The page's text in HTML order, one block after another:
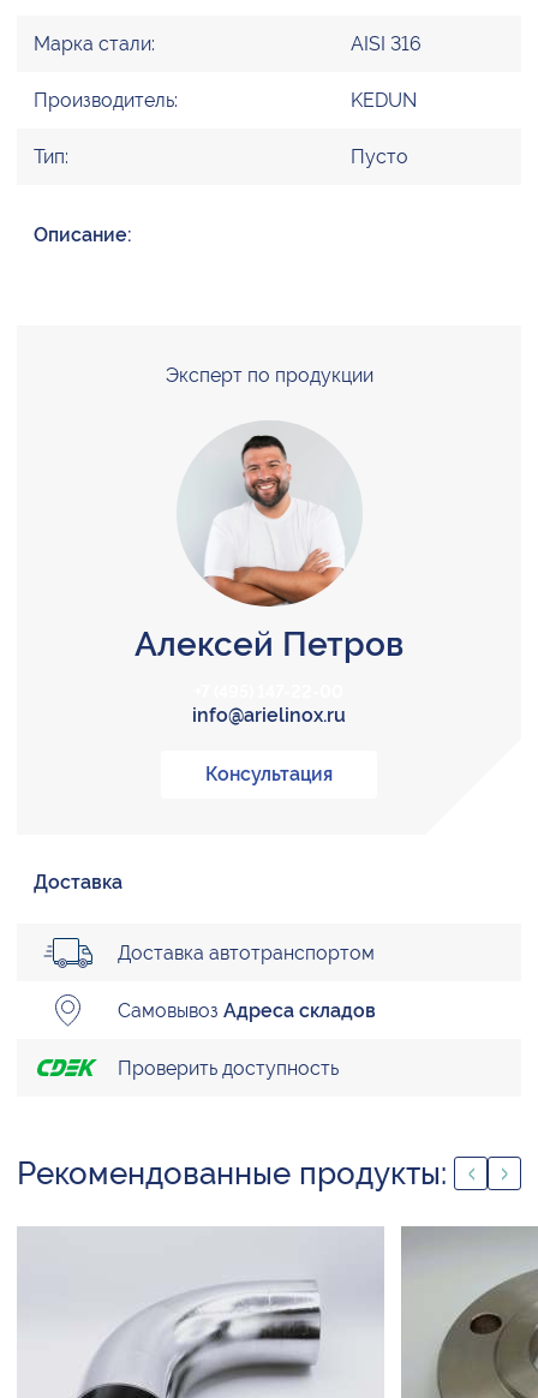
Марка стали: AISI 316
Производитель: KEDUN
Тип: Пусто
Описание:
Эксперт по продукции
Алексей Петров
info@arielinox.ru
Консультация
Доставка
Доставка автотранспортом
Самовывоз Адреса складов
Проверить доступность
Рекомендованные продукты: